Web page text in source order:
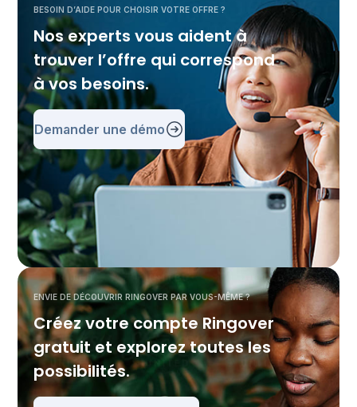
BESOIN D’AIDE POUR CHOISIR VOTRE OFFRE ?
Nos experts vous aident à
trouver l’offre qui correspond
à vos besoins.
Demander une démo
ENVIE DE DÉCOUVRIR RINGOVER PAR VOUS-MÊME ?
Créez votre compte Ringover
gratuit et explorez toutes les
possibilités.